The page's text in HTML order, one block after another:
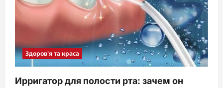
Здоров'я та краса
Ирригатор для полости рта: зачем он